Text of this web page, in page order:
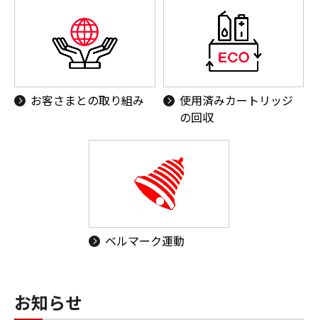
お客さまとの取り組み
使用済みカートリッジ
の回収
ベルマーク運動
お知らせ